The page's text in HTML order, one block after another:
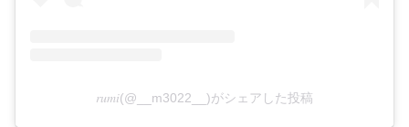
𝑟𝑢𝑚𝑖(@__m3022__)がシェアした投稿